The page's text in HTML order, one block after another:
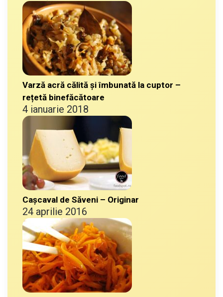
Varză acră călită și îmbunată la cuptor –
rețetă binefăcătoare
4 ianuarie 2018
Cașcaval de Săveni – Originar
24 aprilie 2016